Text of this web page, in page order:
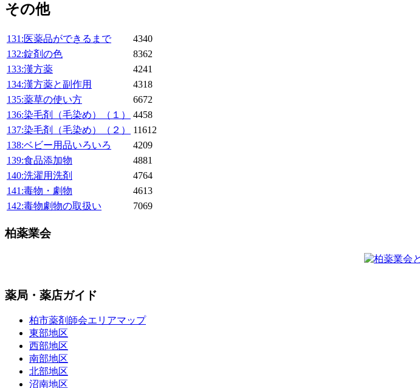
その他
131:医薬品ができるまで
4340
132:錠剤の色
8362
133:漢方薬
4241
134:漢方薬と副作用
4318
135:薬草の使い方
6672
136:染毛剤（毛染め）（１）
4458
137:染毛剤（毛染め）（２）
11612
138:ベビー用品いろいろ
4209
139:食品添加物
4881
140:洗濯用洗剤
4764
141:毒物・劇物
4613
142:毒物劇物の取扱い
7069
柏薬業会
薬局・薬店ガイド
柏市薬剤師会エリアマップ
東部地区
西部地区
南部地区
北部地区
沼南地区